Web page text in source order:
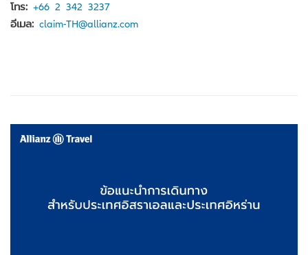
โทร: +66 2 342 3237
อีเมล: claim-TH@allianz.com